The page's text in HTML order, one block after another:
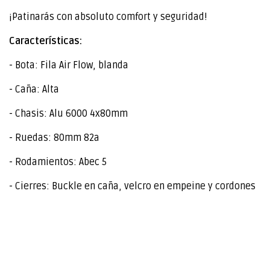
¡Patinarás con absoluto comfort y seguridad!
Características:
- Bota: Fila Air Flow, blanda
- Caña: Alta
- Chasis: Alu 6000 4x80mm
- Ruedas: 80mm 82a
- Rodamientos: Abec 5
- Cierres: Buckle en caña, velcro en empeine y cordones